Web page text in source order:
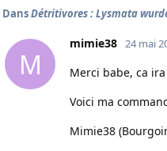
DansDétritivores : Lysmata
M
mimie38 24 mai
Merci babe, ca
Voici ma
Mimie38